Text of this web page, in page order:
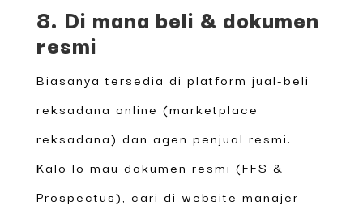
8. Di mana beli & dokumen
resmi
Biasanya tersedia di platform jual-beli
reksadana online (marketplace
reksadana) dan agen penjual resmi.
Kalo lo mau dokumen resmi (FFS &
Prospectus), cari di website manajer